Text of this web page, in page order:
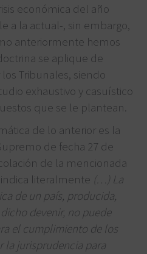
económica del año
a la actual-, sin embargo,
anteriormente hemos
se aplique de
Tribunales, siendo
exhaustivo y casuístico
que se le plantean.
de lo anterior es la
de fecha 27 de
de la mencionada
indica literalmente (…) La
de un país, producida,
devenir, no puede
el cumplimiento de los
la jurisprudencia para